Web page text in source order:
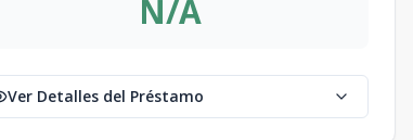
N/A
Ver Detalles del Préstamo